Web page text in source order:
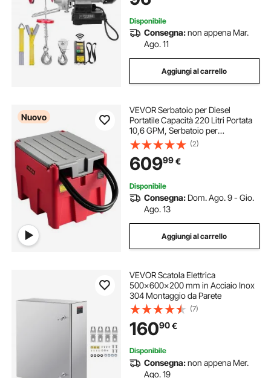
12m
Disponibile
Consegna:non appena Mar.
Ago. 11
Aggiungi al carrello
Nuovo
VEVOR Serbatoio per Diesel
Portatile Capacità 220 Litri Portata
10,6 GPM, Serbatoio per
Carburante con Pompa di
Trasferimento Elettrica da 12 V Tubo
in Gomma 3,9 m, Rosso
(2)
60999€
Disponibile
Consegna: Dom. Ago. 9 - Gio.
Ago. 13
Aggiungi al carrello
VEVOR Scatola Elettrica
500x600x200 mm in Acciaio Inox
304 Montaggio da Parete
(7)
16090€
Disponibile
Consegna:non appena Mer.
Ago. 19